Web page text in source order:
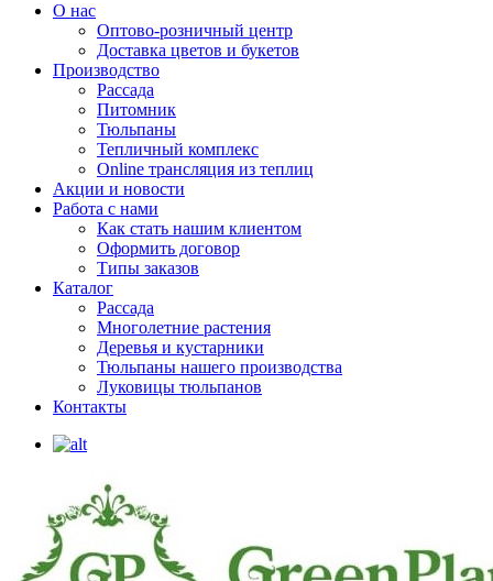
О нас
Оптово-розничный центр
Доставка цветов и букетов
Производство
Рассада
Питомник
Тюльпаны
Тепличный комплекс
Online трансляция из теплиц
Акции и новости
Работа с нами
Как стать нашим клиентом
Оформить договор
Типы заказов
Каталог
Рассада
Многолетние растения
Деревья и кустарники
Тюльпаны нашего производства
Луковицы тюльпанов
Контакты